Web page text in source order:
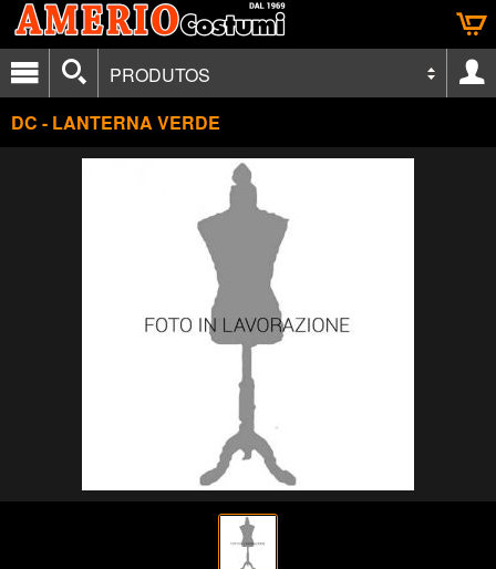
PRODUTOS
DC - LANTERNA VERDE